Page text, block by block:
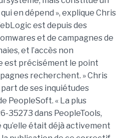
en dépend », explique Chris
est depuis des
et de campagnes de
et l’accès non
est précisément le point
recherchent. » Chris
de ses inquiétudes
PeopleSoft. « La plus
35273 dans PeopleTools,
était déjà activement